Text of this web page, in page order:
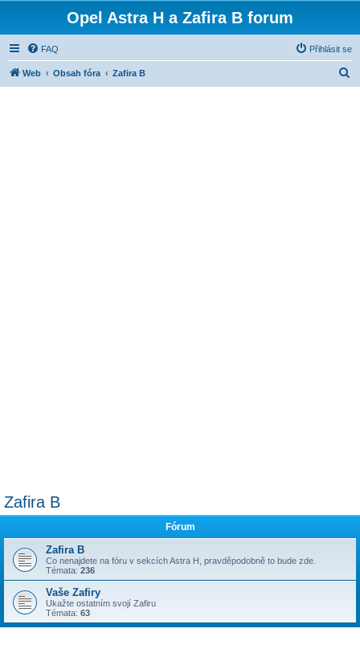
Opel Astra H a Zafira B forum
FAQ Přihlásit se
Web Obsah fóra Zafira B
Zafira B
Fórum
Zafira B
Co nenajdete na fóru v sekcích Astra H, pravděpodobně to bude zde.
Témata: 236
Vaše Zafiry
Ukažte ostatním svojí Zafiru
Témata: 63